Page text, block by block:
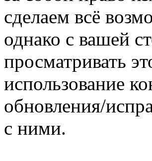
сделаем всё
однако с вашей
просматривать
использование
обновления/
с ними.